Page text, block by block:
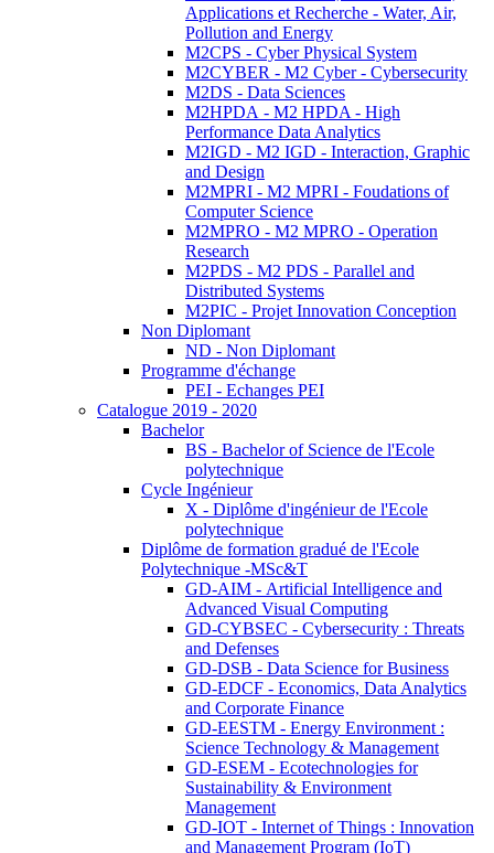
Applications et Recherche - Water, Air,
Pollution and Energy
M2CPS - Cyber Physical System
M2CYBER - M2 Cyber - Cybersecurity
M2DS - Data Sciences
M2HPDA - M2 HPDA - High
Performance Data Analytics
M2IGD - M2 IGD - Interaction, Graphic
and Design
M2MPRI - M2 MPRI - Foudations of
Computer Science
M2MPRO - M2 MPRO - Operation
Research
M2PDS - M2 PDS - Parallel and
Distributed Systems
M2PIC - Projet Innovation Conception
Non Diplomant
ND - Non Diplomant
Programme d'échange
PEI - Echanges PEI
Catalogue 2019 - 2020
Bachelor
BS - Bachelor of Science de l'Ecole
polytechnique
Cycle Ingénieur
X - Diplôme d'ingénieur de l'Ecole
polytechnique
Diplôme de formation gradué de l'Ecole
Polytechnique -MSc&T
GD-AIM - Artificial Intelligence and
Advanced Visual Computing
GD-CYBSEC - Cybersecurity : Threats
and Defenses
GD-DSB - Data Science for Business
GD-EDCF - Economics, Data Analytics
and Corporate Finance
GD-EESTM - Energy Environment :
Science Technology & Management
GD-ESEM - Ecotechnologies for
Sustainability & Environment
Management
GD-IOT - Internet of Things : Innovation
and Management Program (IoT)